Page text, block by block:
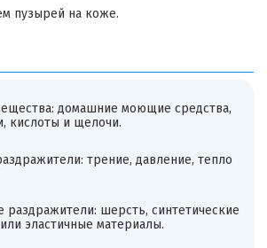
пузырей на коже.
домашние моющие средства,
кислоты и щелочи.
трение, давление, тепло
раздражители: шерсть, синтетические
эластичные материалы.